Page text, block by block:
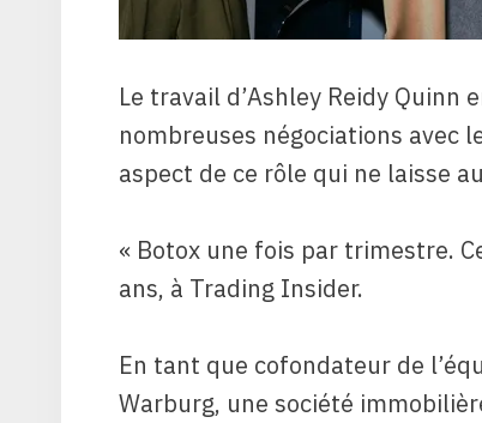
Le travail d’Ashley Reidy
nombreuses négociations avec
aspect de ce rôle qui ne laisse
« Botox une fois par trimestre.
ans, à Trading Insider.
En tant que cofondateur de
Warburg, une société